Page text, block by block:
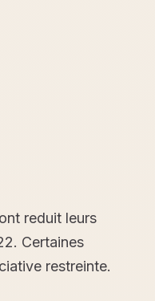
reduit leurs
Certaines
restreinte.